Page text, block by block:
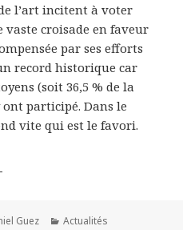
l’art incitent à voter
vaste croisade en faveur
par ses efforts
record historique car
(soit 36,5 % de la
participé. Dans le
vite qui est le favori.
monde de l’art à l’heure
Guez Catégories
Actualités